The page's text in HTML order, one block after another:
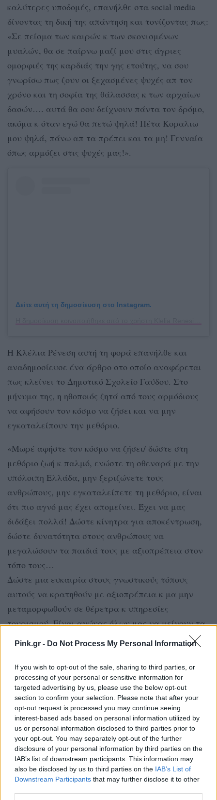
Pink.gr - Do Not Process My Personal Information
If you wish to opt-out of the sale, sharing to third parties, or
processing of your personal or sensitive information for
targeted advertising by us, please use the below opt-out
section to confirm your selection. Please note that after your
opt-out request is processed you may continue seeing
interest-based ads based on personal information utilized by
us or personal information disclosed to third parties prior to
your opt-out. You may separately opt-out of the further
disclosure of your personal information by third parties on the
IAB’s list of downstream participants. This information may
also be disclosed by us to third parties on the IAB’s List of
Downstream Participants that may further disclose it to other
καλύτερες υποδομές, επανήλθε στα social media
δίνοντας τη δική της απάντηση και τονίζοντας πως:
«Σε πείσμα των καιρών κ των σκονισμένων
μυαλών, θα σε παίρνω μαζί μου στις άγριες
ομορφιές της καρδιάς την γης ετούτης, να σου
γνωρίσω πως ζουν οι ξεχασμένες ψυχές απ τον
χρόνο και τη σοφία της θάλασσας κ των αρχαίων
δασών…. αυτά θα σου δείχνουν πάντα τον δρόμο,
ακόμα κ όταν εγώ θα πετώ ψηλά! Πέτα Κοραλιω
μου ψηλά, πάνω απ τα πρέπει και τα μη! Γενναία
όπως αρμόζει στις ψυχές μας!».
Δείτε αυτή τη δημοσίευση στο Instagram.
Η Κλέλια Ρένεση αυτή τη φορά επανήλθε και
αναδημοσίευσε ένα άρθρο στο οποίο αναφέρεται
πως κλείνει το Δημοτικό Σχολείο Γαύδου. Στο
μήνυμα της, η ηθοποιός ζητά από τους αρμόδιους
να αφήσουν τον κόσμο να ζήσει και να μην
εγκαταλείπουν την μεθόριο.
«Μωρέ αφήστε τον κόσμο να ζήσει/ δώστε στη
μεθόριο ζωή κ παλμό, ενώστε τη σθεναρά με την
υπόλοιπη Ελλάδα, μην ξεριζώνετε τους
ανθρώπους, μην εγκαταλείπετε τη μεθόριο, είναι
ότι πιο αγνό μας έχει απομείνει. Έχει να μας
διδάξει πολλά! Δώστε κίνητρα για αποκέντρωση,
δώστε δυνατότητα στους ανθρώπους να
μεγαλώσουν τα παιδιά τους με αξιοπρέπεια στον
τόπο τους…
Δώστε μια ευκαιρία στους γνωστικούς τόπους
αυτούς να κρατηθούν με αξιοπρέπεια κ μα μην
μεταμορφωθούν σε θέρετρα κ υπηρεσίες
τουρισμού. Είναι αγώνας όλων μας να μείνουν τα
ΔΙΑΦΗΜΙΣΗ